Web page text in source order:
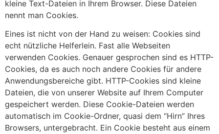
kleine Text-Dateien in Ihrem Browser. Diese Dateien
nennt man Cookies.
Eines ist nicht von der Hand zu weisen: Cookies sind
echt nützliche Helferlein. Fast alle Webseiten
verwenden Cookies. Genauer gesprochen sind es HTTP-
Cookies, da es auch noch andere Cookies für andere
Anwendungsbereiche gibt. HTTP-Cookies sind kleine
Dateien, die von unserer Website auf Ihrem Computer
gespeichert werden. Diese Cookie-Dateien werden
automatisch im Cookie-Ordner, quasi dem “Hirn” Ihres
Browsers, untergebracht. Ein Cookie besteht aus einem